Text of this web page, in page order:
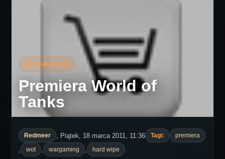
Premiera World of
Tanks
Redmeer , Piątek, 18 marca 2011, 11:36 Tagi: premiera
wot wargaming hard wipe